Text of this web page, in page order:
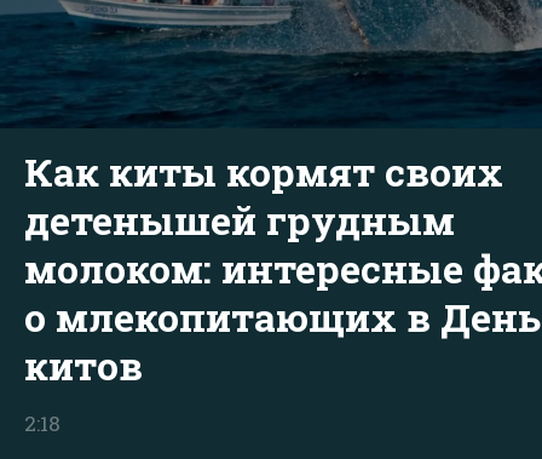
Как киты кормят своих
детенышей грудным
молоком: интересные
о млекопитающих в День
китов
2:18